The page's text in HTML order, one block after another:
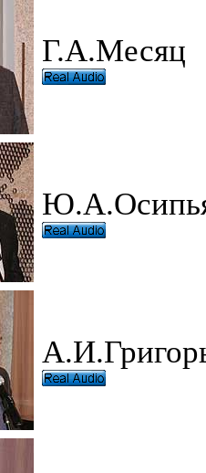
Г.А.Месяц